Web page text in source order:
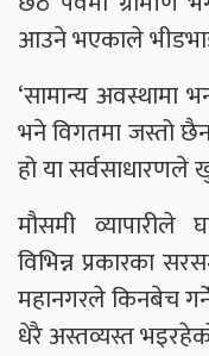
आउने भएकाले
‘सामान्य अवस्थामा
भने विगतमा जस्तो
हो या सर्वसाधारणले
मौसमी व्यापारीले
विभिन्न प्रकारका
महानगरले किनबेच
धेरै अस्तव्यस्त